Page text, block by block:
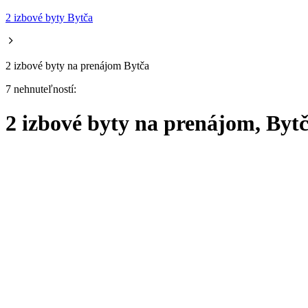
2 izbové byty Bytča
2 izbové byty na prenájom Bytča
7 nehnuteľností:
2 izbové byty na prenájom,